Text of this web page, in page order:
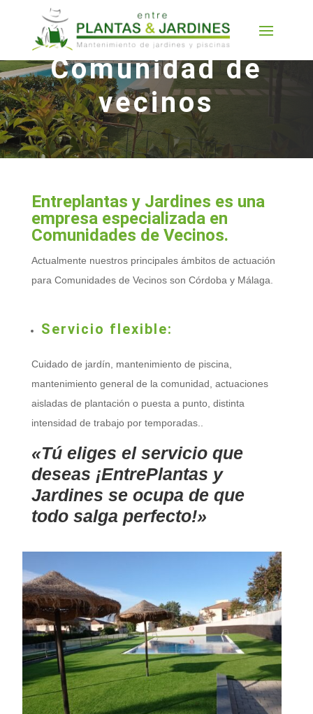
Comunidad de
vecinos
Entreplantas y Jardines es una
empresa especializada en
Comunidades de Vecinos.
Actualmente nuestros principales ámbitos de actuación
para Comunidades de Vecinos son Córdoba y Málaga.
Servicio flexible:
Cuidado de jardín, mantenimiento de piscina,
mantenimiento general de la comunidad, actuaciones
aisladas de plantación o puesta a punto, distinta
intensidad de trabajo por temporadas..
«Tú eliges el servicio que
deseas ¡EntrePlantas y
Jardines se ocupa de que
todo salga perfecto!»